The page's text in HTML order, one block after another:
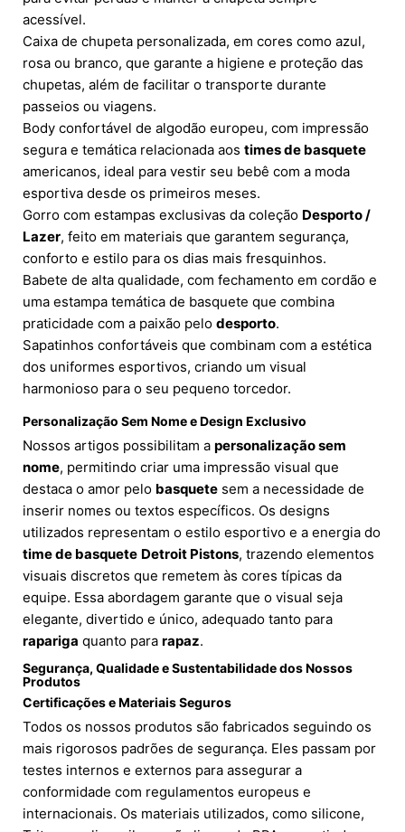
acessível.
Caixa de chupeta personalizada, em cores como azul,
rosa ou branco, que garante a higiene e proteção das
chupetas, além de facilitar o transporte durante
passeios ou viagens.
Body confortável de algodão europeu, com impressão
segura e temática relacionada aos times de basquete
americanos, ideal para vestir seu bebê com a moda
esportiva desde os primeiros meses.
Gorro com estampas exclusivas da coleção Desporto /
Lazer, feito em materiais que garantem segurança,
conforto e estilo para os dias mais fresquinhos.
Babete de alta qualidade, com fechamento em cordão e
uma estampa temática de basquete que combina
praticidade com a paixão pelo desporto.
Sapatinhos confortáveis que combinam com a estética
dos uniformes esportivos, criando um visual
harmonioso para o seu pequeno torcedor.
Personalização Sem Nome e Design Exclusivo
Nossos artigos possibilitam a personalização sem
nome, permitindo criar uma impressão visual que
destaca o amor pelo basquete sem a necessidade de
inserir nomes ou textos específicos. Os designs
utilizados representam o estilo esportivo e a energia do
time de basquete Detroit Pistons, trazendo elementos
visuais discretos que remetem às cores típicas da
equipe. Essa abordagem garante que o visual seja
elegante, divertido e único, adequado tanto para
rapariga quanto para rapaz.
Segurança, Qualidade e Sustentabilidade dos Nossos
Produtos
Certificações e Materiais Seguros
Todos os nossos produtos são fabricados seguindo os
mais rigorosos padrões de segurança. Eles passam por
testes internos e externos para assegurar a
conformidade com regulamentos europeus e
internacionais. Os materiais utilizados, como silicone,